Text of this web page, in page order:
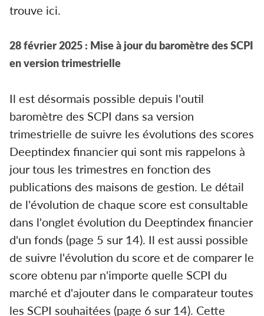
trouve ici.
28 février 2025 : Mise à jour du baromètre des SCPI
en version trimestrielle
Il est désormais possible depuis l'outil
baromètre des SCPI dans sa version
trimestrielle de suivre les évolutions des scores
Deeptindex financier qui sont mis rappelons à
jour tous les trimestres en fonction des
publications des maisons de gestion. Le détail
de l'évolution de chaque score est consultable
dans l'onglet évolution du Deeptindex financier
d'un fonds (page 5 sur 14). Il est aussi possible
de suivre l'évolution du score et de comparer le
score obtenu par n'importe quelle SCPI du
marché et d'ajouter dans le comparateur toutes
les SCPI souhaitées (page 6 sur 14). Cette